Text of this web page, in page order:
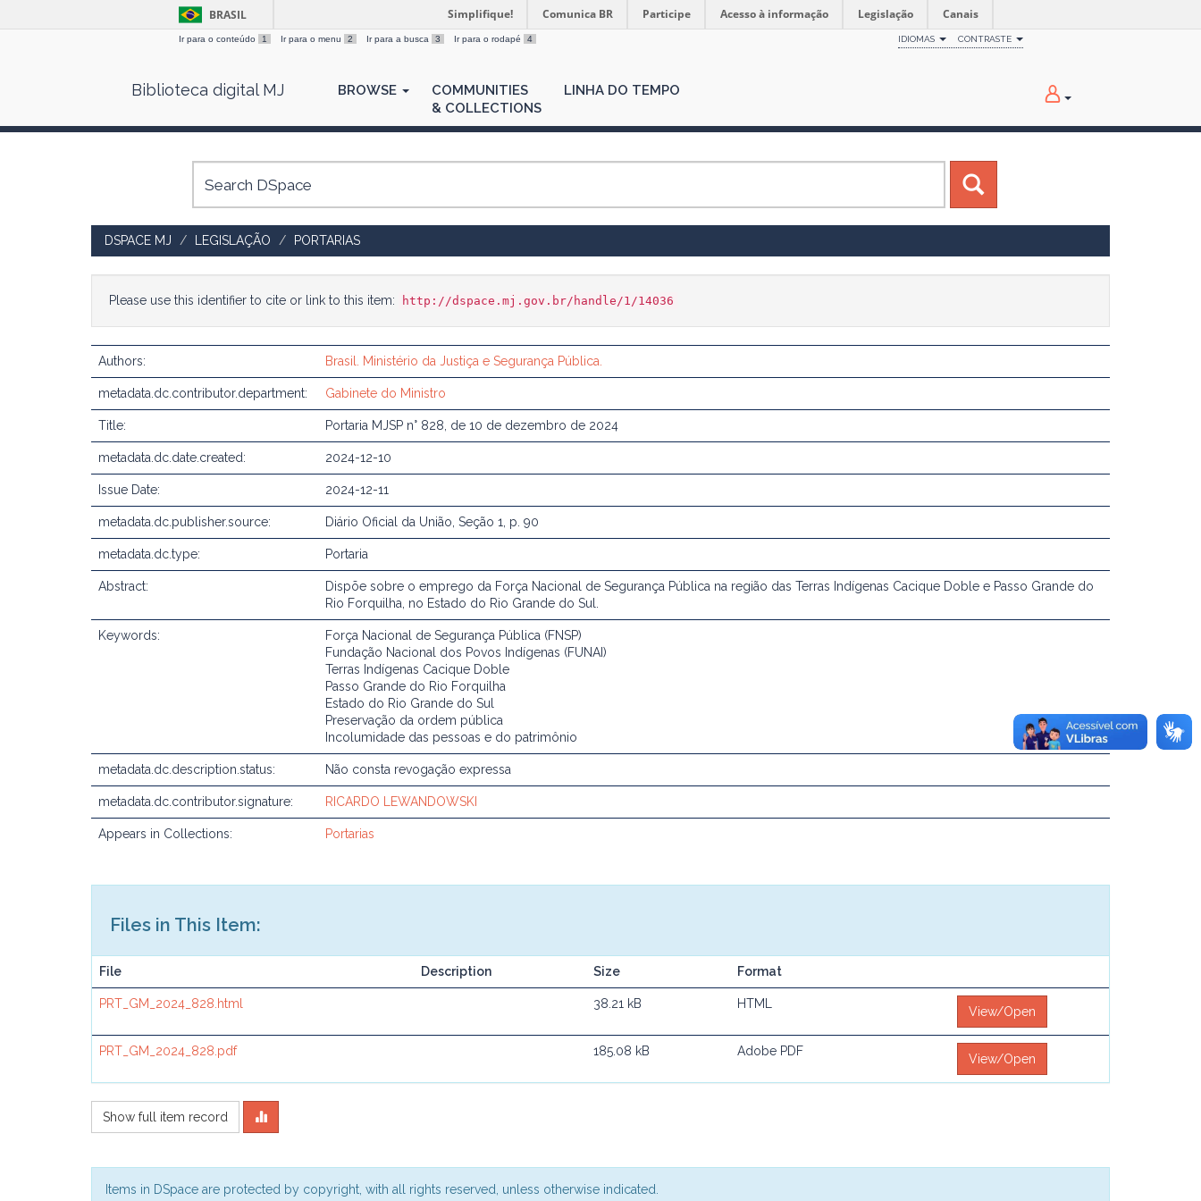
BRASIL Simplifique! Comunica BR Participe Acesso à informação Legislação Canais
Ir para o conteúdo 1 Ir para o menu 2 Ir para a busca 3 Ir para o rodapé 4 IDIOMAS CONTRASTE
Biblioteca digital MJ BROWSE
COMMUNITIES
& COLLECTIONS
LINHA DO TEMPO
DSPACE MJ LEGISLAÇÃO PORTARIAS
Please use this identifier to cite or link to this item: http://dspace.mj.gov.br/handle/1/14036
Authors: Brasil. Ministério da Justiça e Segurança Pública.
metadata.dc.contributor.department: Gabinete do Ministro
Title: Portaria MJSP n° 828, de 10 de dezembro de 2024
metadata.dc.date.created: 2024-12-10
Issue Date: 2024-12-11
metadata.dc.publisher.source: Diário Oficial da União, Seção 1, p. 90
metadata.dc.type: Portaria
Abstract:
Dispõe sobre o emprego da Força Nacional de Segurança Pública na região das Terras Indígenas Cacique Doble e Passo Grande do
Rio Forquilha, no Estado do Rio Grande do Sul.
Keywords:
Força Nacional de Segurança Pública (FNSP)
Fundação Nacional dos Povos Indígenas (FUNAI)
Terras Indígenas Cacique Doble
Passo Grande do Rio Forquilha
Estado do Rio Grande do Sul
Preservação da ordem pública
Incolumidade das pessoas e do patrimônio
metadata.dc.description.status: Não consta revogação expressa
metadata.dc.contributor.signature: RICARDO LEWANDOWSKI
Appears in Collections: Portarias
Files in This Item:
File Description Size Format
PRT_GM_2024_828.html 38.21 kB HTML
View/Open
PRT_GM_2024_828.pdf 185.08 kB Adobe PDF
View/Open
Show full item record
Items in DSpace are protected by copyright, with all rights reserved, unless otherwise indicated.